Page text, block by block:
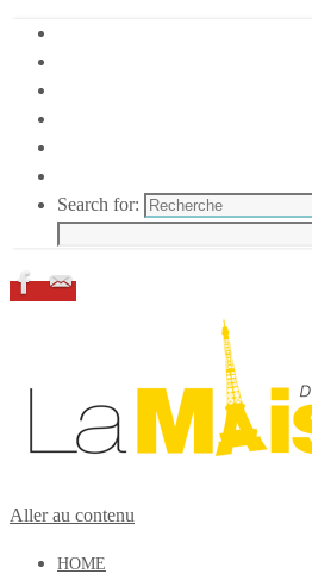
Search for:
Aller au contenu
HOME